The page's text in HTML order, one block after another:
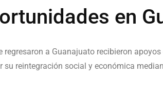
en
regresaron a Guanajuato recibieron
reintegración social y económica